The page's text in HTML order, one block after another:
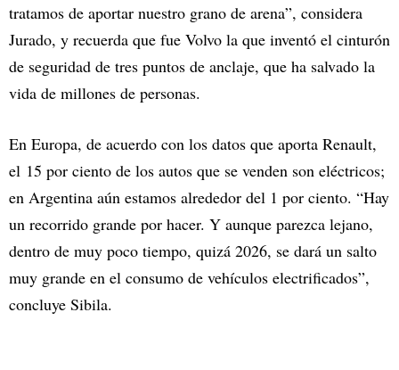
tratamos de aportar nuestro grano de arena”, considera
Jurado, y recuerda que fue Volvo la que inventó el cinturón
de seguridad de tres puntos de anclaje, que ha salvado la
vida de millones de personas.
En Europa, de acuerdo con los datos que aporta Renault,
el 15 por ciento de los autos que se venden son eléctricos;
en Argentina aún estamos alrededor del 1 por ciento. “Hay
un recorrido grande por hacer. Y aunque parezca lejano,
dentro de muy poco tiempo, quizá 2026, se dará un salto
muy grande en el consumo de vehículos electrificados”,
concluye Sibila.